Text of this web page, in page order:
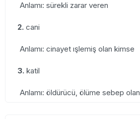
Anlamı: sürekli zarar veren
2. cani
Anlamı: cinayet ışlemiş olan kimse
3. katil
Anlamı: öldürücü, ölüme sebep olan